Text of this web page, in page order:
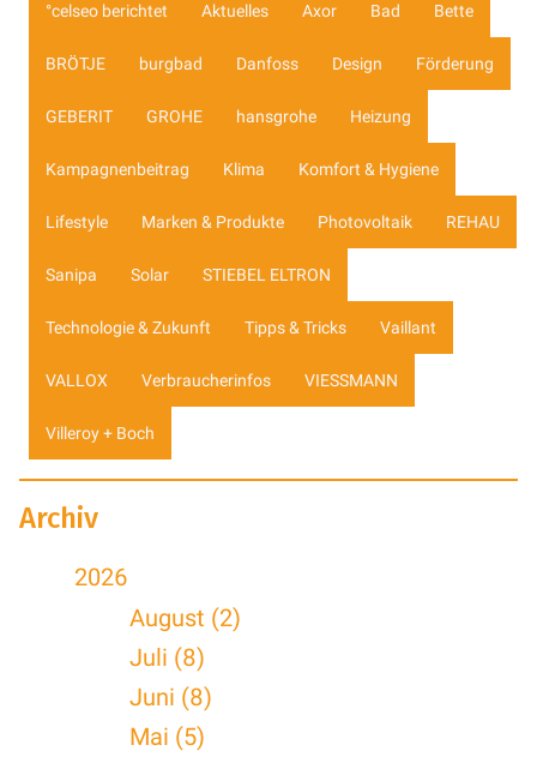
°celseo berichtet Aktuelles Axor Bad Bette
BRÖTJE burgbad Danfoss Design Förderung
GEBERIT GROHE hansgrohe Heizung
Kampagnenbeitrag Klima Komfort & Hygiene
Lifestyle Marken & Produkte Photovoltaik REHAU
Sanipa Solar STIEBEL ELTRON
Technologie & Zukunft Tipps & Tricks Vaillant
VALLOX Verbraucherinfos VIESSMANN
Villeroy + Boch
Archiv
2026
August (2)
Juli (8)
Juni (8)
Mai (5)